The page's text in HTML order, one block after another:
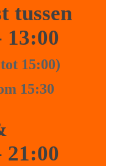
tussen
13:00
15:00)
15:30
21:00